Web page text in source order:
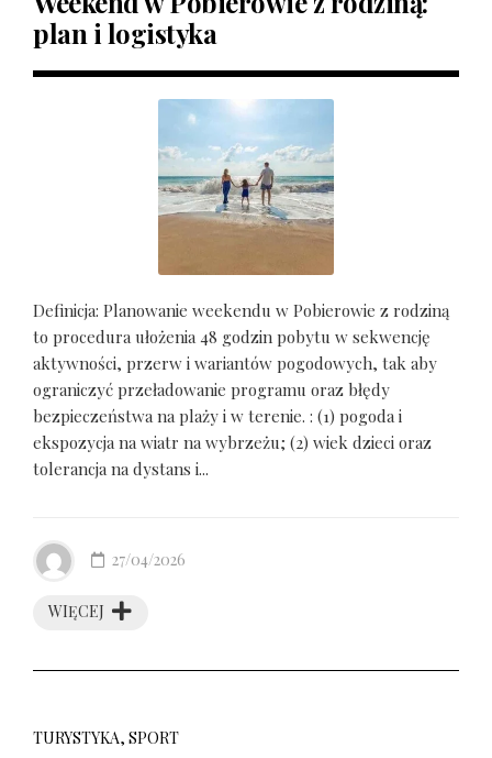
plan i logistyka
Definicja: Planowanie weekendu w Pobierowie z rodziną
to procedura ułożenia 48 godzin pobytu w sekwencję
aktywności, przerw i wariantów pogodowych, tak aby
ograniczyć przeładowanie programu oraz błędy
bezpieczeństwa na plaży i w terenie. : (1) pogoda i
ekspozycja na wiatr na wybrzeżu; (2) wiek dzieci oraz
tolerancja na dystans i...
WIĘCEJ
27/04/2026
TURYSTYKA, SPORT